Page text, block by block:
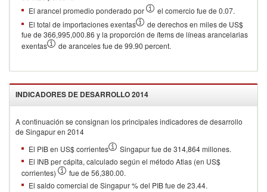
El arancel promedio ponderado por
el comercio fue de 0.07.
El total de importaciones exentas
de derechos en miles de US$
fue de 366,995,000.86 y la proporción de ítems de líneas arancelarias
exentas
de aranceles fue de 99.90 percent.
INDICADORES DE DESARROLLO2014
A continuación se consignan los principales indicadores de desarrollo
de Singapuren 2014
El PIB en US$ corrientes
Singapur fue de 314,864 millones.
El INB per cápita, calculado según el método Atlas (en US$
corrientes)
fue de 56,380.00.
El saldo comercial de Singapur % del PIB fue de 23.44.